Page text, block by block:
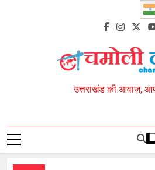
Chamoli
उत्तराखंड की आवाज़,